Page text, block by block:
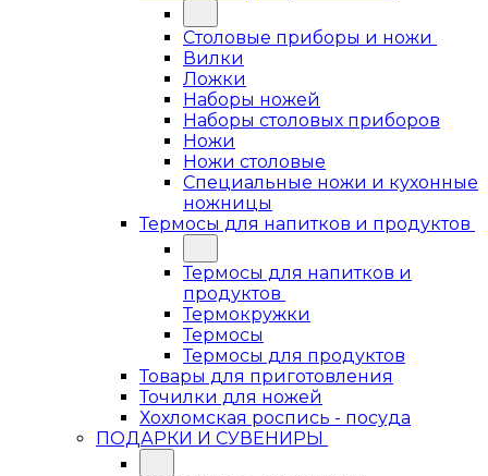
Столовые приборы и ножи
Вилки
Ложки
Наборы ножей
Наборы столовых приборов
Ножи
Ножи столовые
Специальные ножи и кухонные
ножницы
Термосы для напитков и продуктов
Термосы для напитков и
продуктов
Термокружки
Термосы
Термосы для продуктов
Товары для приготовления
Точилки для ножей
Хохломская роспись - посуда
ПОДАРКИ И СУВЕНИРЫ